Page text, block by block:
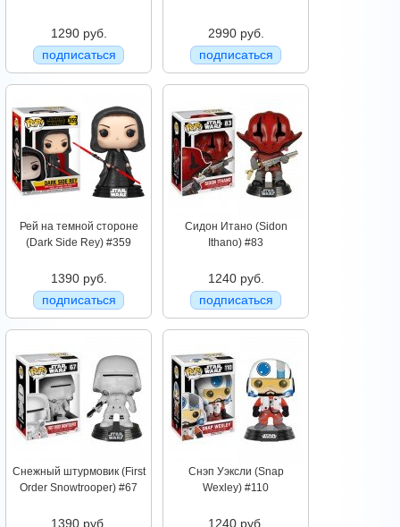
1290 руб.
подписаться
2990 руб.
подписаться
Рей на темной стороне
(Dark Side Rey) #359
1390 руб.
подписаться
Сидон Итано (Sidon
Ithano) #83
1240 руб.
подписаться
Снежный штурмовик (First
Order Snowtrooper) #67
1390 руб.
Снэп Уэксли (Snap
Wexley) #110
1240 руб.